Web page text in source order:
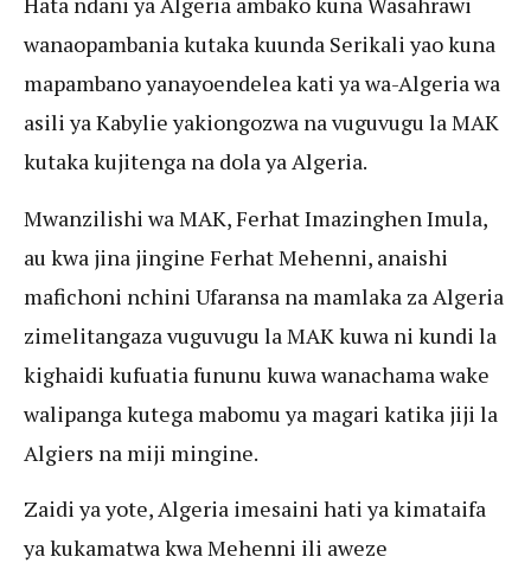
wanaopambania kutaka kuunda Serikali yao kuna
mapambano yanayoendelea kati ya wa-Algeria wa
asili ya Kabylie yakiongozwa na vuguvugu la MAK
kutaka kujitenga na dola ya Algeria.
Mwanzilishi wa MAK, Ferhat Imazinghen Imula,
au kwa jina jingine Ferhat Mehenni, anaishi
mafichoni nchini Ufaransa na mamlaka za Algeria
zimelitangaza vuguvugu la MAK kuwa ni kundi la
kighaidi kufuatia fununu kuwa wanachama wake
walipanga kutega mabomu ya magari katika jiji la
Algiers na miji mingine.
Zaidi ya yote, Algeria imesaini hati ya kimataifa
ya kukamatwa kwa Mehenni ili aweze